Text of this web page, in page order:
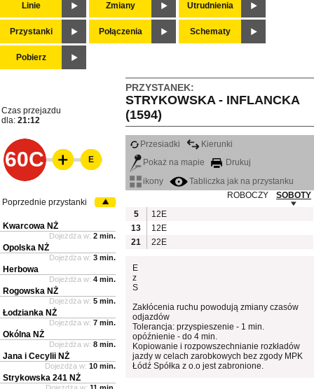
Linie Zmiany Utrudnienia
Przystanki Połączenia Schematy
Pobierz
PRZYSTANEK:
STRYKOWSKA - INFLANCKA
(1594)
Czas przejazdu
dla: 21:12
60C
Przesiadki
Kierunki
Pokaż na mapie
Drukuj
ikony
Tabliczka jak na przystanku
ROBOCZY
SOBOTY
5
12E
13
12E
21
22E
E
z
S
Zakłócenia ruchu powodują zmiany czasów
odjazdów
Tolerancja: przyspieszenie - 1 min.
opóźnienie - do 4 min.
Kopiowanie i rozpowszechnianie rozkładów
jazdy w celach zarobkowych bez zgody MPK
Łódź Spółka z o.o jest zabronione.
E
Poprzednie przystanki
Kwarcowa NŻ
Dojeżdża w: 2 min.
Opolska NŻ
Dojeżdża w: 3 min.
Herbowa
Dojeżdża w: 4 min.
Rogowska NŻ
Dojeżdża w: 5 min.
Łodzianka NŻ
Dojeżdża w: 7 min.
Okólna NŻ
Dojeżdża w: 8 min.
Jana i Cecylii NŻ
Dojeżdża w: 10 min.
Strykowska 241 NŻ